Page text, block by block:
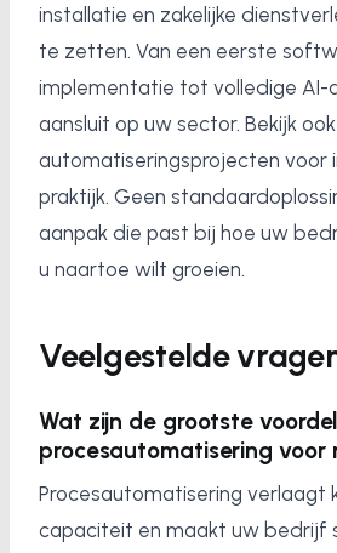
installatie en zakelijke
te zetten. Van een eerste
implementatie tot volledige AI-
aansluit op uw sector. Bekijk
automatiseringsprojecten voor
praktijk. Geen
aanpak die past bij hoe uw
u naartoe wilt groeien.
Veelgestelde
Wat zijn de grootste
procesautomatisering voor
Procesautomatisering verlaagt
capaciteit en maakt uw bedrijf